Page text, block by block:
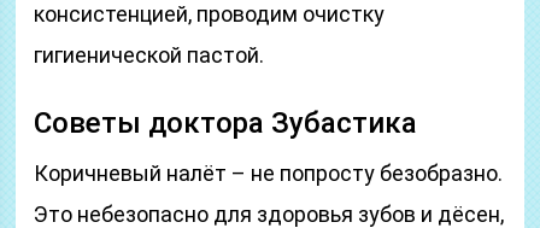
консистенцией, проводим очистку
гигиенической пастой.
Советы доктора Зубастика
Коричневый налёт – не попросту безобразно.
Это небезопасно для здоровья зубов и дёсен,